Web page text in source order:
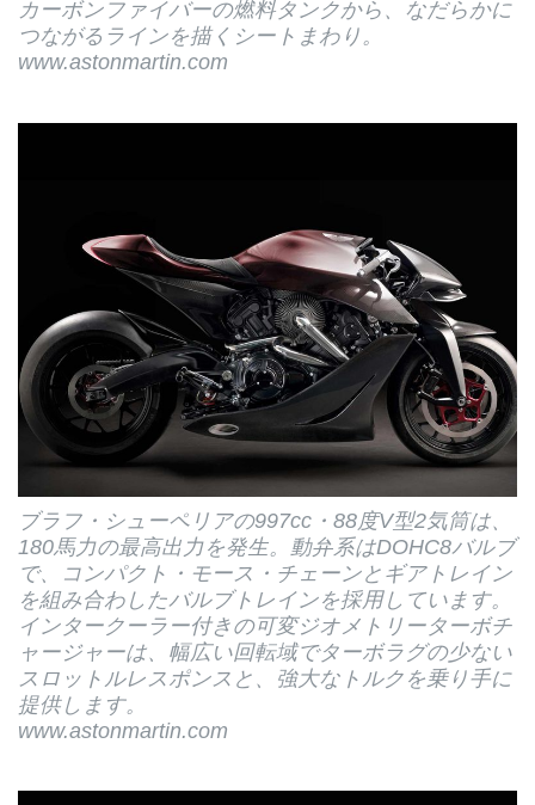
カーボンファイバーの燃料タンクから、なだらかに
つながるラインを描くシートまわり。
www.astonmartin.com
ブラフ・シューペリアの997cc・88度V型2気筒は、
180馬力の最高出力を発生。動弁系はDOHC8バルブ
で、コンパクト・モース・チェーンとギアトレイン
を組み合わしたバルブトレインを採用しています。
インタークーラー付きの可変ジオメトリーターボチ
ャージャーは、幅広い回転域でターボラグの少ない
スロットルレスポンスと、強大なトルクを乗り手に
提供します。
www.astonmartin.com